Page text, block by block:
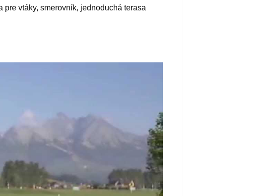
pre vtáky, smerovník, jednoduchá terasa